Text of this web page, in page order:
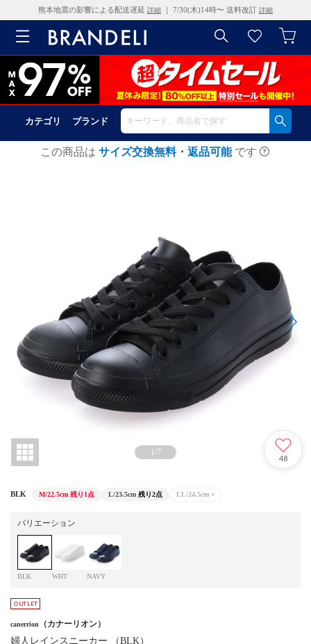
熊本地震の影響による配送遅延 詳細 ｜ 7/30(木)14時〜 送料改訂 詳細
カテゴリ ブランド
この商品は サイズ交換無料・返品可能 です
1/7
48
BLK M/22.5cm 残り1点 L/23.5cm 残り2点 LL/24.5cm ×
バリエーション
BLK WHT NAVY
canerrion （カナーリオン）
婦人レインスニーカー （BLK）